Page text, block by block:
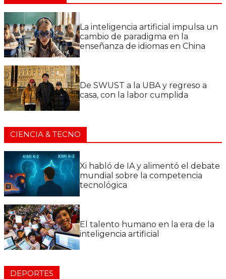
La inteligencia artificial impulsa un
cambio de paradigma en la
enseñanza de idiomas en China
De SWUST a la UBA y regreso a
casa, con la labor cumplida
CIENCIA & TECNO
Xi habló de IA y alimentó el debate
mundial sobre la competencia
tecnológica
El talento humano en la era de la
inteligencia artificial
DEPORTES